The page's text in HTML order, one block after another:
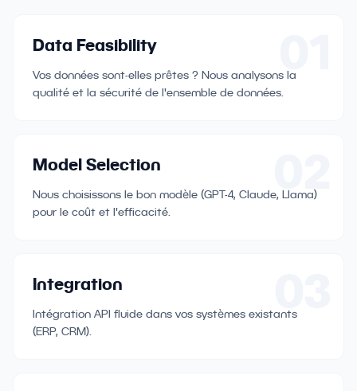
Data Feasibility
Vos données sont-elles prêtes ? Nous analysons la
qualité et la sécurité de l'ensemble de données.
Model Selection
Nous choisissons le bon modèle (GPT-4, Claude, Llama)
pour le coût et l'efficacité.
Integration
Intégration API fluide dans vos systèmes existants
(ERP, CRM).